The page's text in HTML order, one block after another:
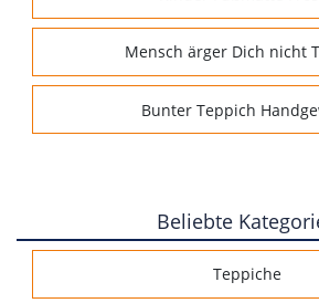
Mensch ärger Dich nicht
Bunter Teppich
Beliebte
Teppiche